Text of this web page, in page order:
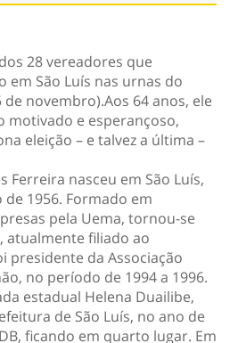
28 vereadores que
em São Luís nas urnas do
novembro).Aos 64 anos, ele
motivado e esperançoso,
eleição – e talvez a última –
Ferreira nasceu em São Luís,
1956. Formado em
pela Uema, tornou-se
atualmente filiado ao
presidente da Associação
no período de 1994 a 1996.
estadual Helena Duailibe,
de São Luís, no ano de
ficando em quarto lugar. Em